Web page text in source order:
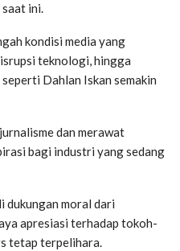
ini.
kondisi media yang
teknologi, hingga
Dahlan Iskan semakin
dan merawat
bagi industri yang sedang
dukungan moral dari
apresiasi terhadap tokoh-
tetap terpelihara.